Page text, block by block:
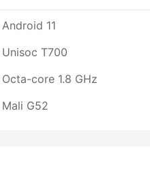
Android 11
Unisoc T700
Octa-core 1.8 GHz
Mali G52